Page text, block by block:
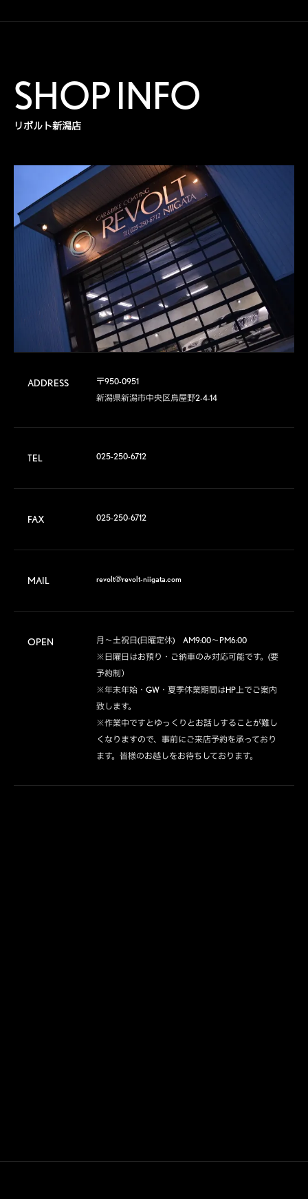
SHOP INFO
リボルト新潟店
ADDRESS
〒950-0951
新潟県新潟市中央区鳥屋野2-4-14
TEL 025-250-6712
FAX 025-250-6712
MAIL revolt@revolt-niigata.com
OPEN
月～土祝日(日曜定休)　AM9:00～PM6:00
※日曜日はお預り・ご納車のみ対応可能です。(要
予約制）
※年末年始・GW・夏季休業期間はHP上でご案内
致します。
※作業中ですとゆっくりとお話しすることが難し
くなりますので、事前にご来店予約を承っており
ます。皆様のお越しをお待ちしております。